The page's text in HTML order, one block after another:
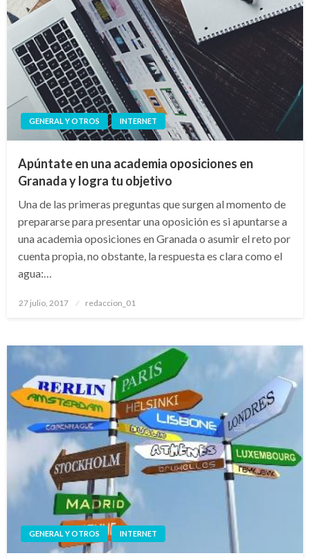
GENERAL Y OTROS INTERNET
Apúntate en una academia oposiciones en
Granada y logra tu objetivo
Una de las primeras preguntas que surgen al momento de
prepararse para presentar una oposición es si apuntarse a
una academia oposiciones en Granada o asumir el reto por
cuenta propia, no obstante, la respuesta es clara como el
agua:…
Publicado
27 julio, 2017 redaccion_01
GENERAL Y OTROS INTERNET